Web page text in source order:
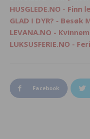
HUSGLEDE.NO -
GLAD I DYR? -
LEVANA.NO -
LUKSUSFERIE.NO -
Facebook